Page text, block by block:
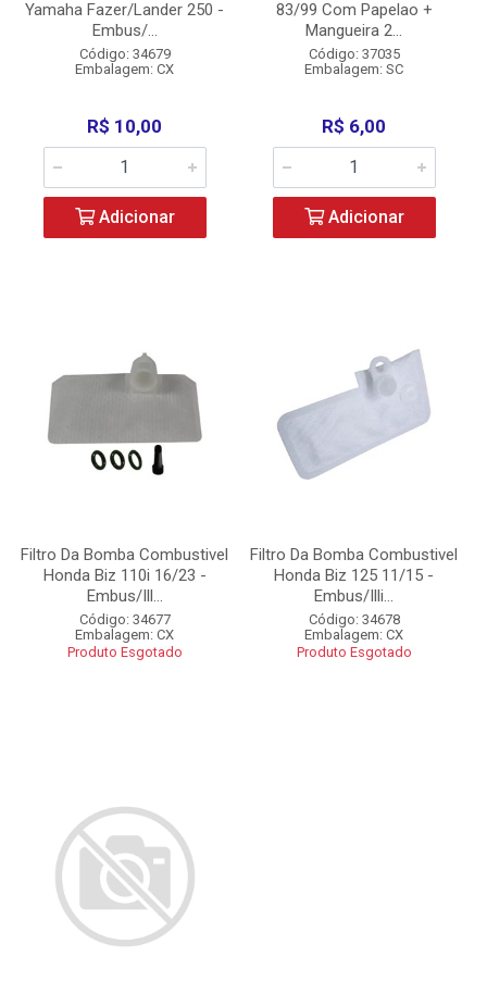
Yamaha Fazer/Lander 250 -
Embus/...
Código: 34679
Embalagem: CX
R$ 10,00
Adicionar
83/99 Com Papelao +
Mangueira 2...
Código: 37035
Embalagem: SC
R$ 6,00
Adicionar
Filtro Da Bomba Combustivel
Honda Biz 110i 16/23 -
Embus/Ill...
Código: 34677
Embalagem: CX
Produto Esgotado
Filtro Da Bomba Combustivel
Honda Biz 125 11/15 -
Embus/Illi...
Código: 34678
Embalagem: CX
Produto Esgotado